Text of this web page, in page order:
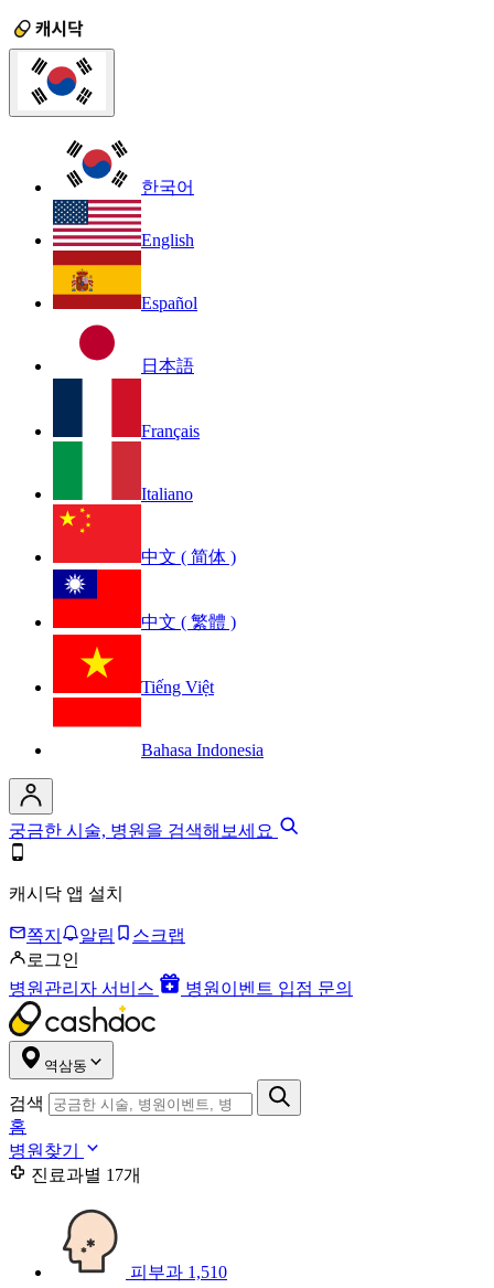
한국어
English
Español
日本語
Français
Italiano
中文 ( 简体 )
中文 ( 繁體 )
Tiếng Việt
Bahasa Indonesia
궁금한 시술, 병원을 검색해보세요
캐시닥 앱 설치
쪽지 알림
스크랩
로그인
병원관리자 서비스
병원이벤트 입점 문의
역삼동
검색
홈
병원찾기
진료과별 17개
피부과 1,510